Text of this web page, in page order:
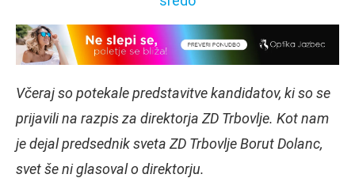
Včeraj so potekale predstavitve kandidatov, ki so se
prijavili na razpis za direktorja ZD Trbovlje. Kot nam
je dejal predsednik sveta ZD Trbovlje Borut Dolanc,
svet še ni glasoval o direktorju.